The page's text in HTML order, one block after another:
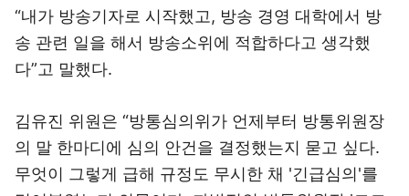
“내가 방송기자로 시작했고, 방송 경영 대학에서 방
송 관련 일을 해서 방송소위에 적합하다고 생각했
다”고 말했다.
김유진 위원은 “방통심의위가 언제부터 방통위원장
의 말 한마디에 심의 안건을 결정했는지 묻고 싶다.
무엇이 그렇게 급해 규정도 무시한 채 '긴급심의'를